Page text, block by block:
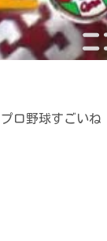
ロ野球すごいね